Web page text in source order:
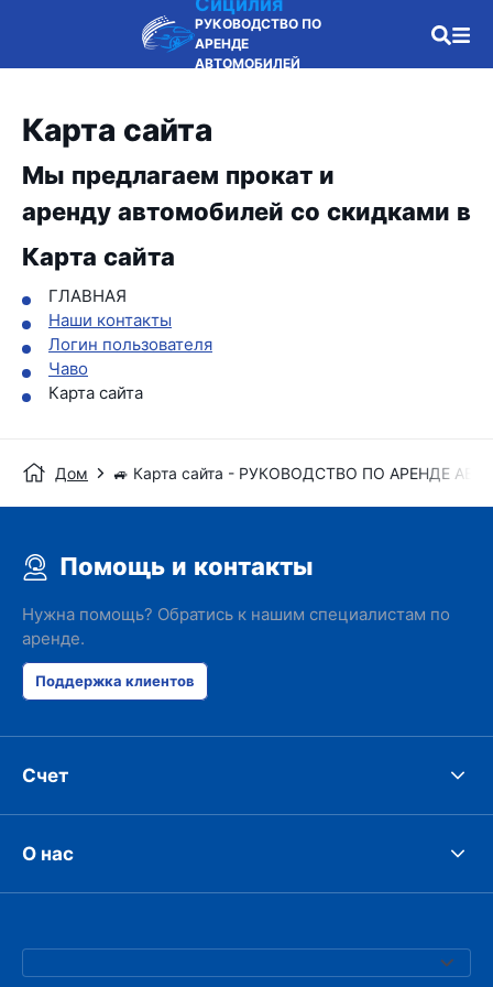
РУКОВОДСТВО ПО
АРЕНДЕ
АВТОМОБИЛЕЙ
Карта сайта
Мы предлагаем прокат и
аренду автомобилей со скидками в
Карта сайта
ГЛАВНАЯ
Наши контакты
Логин пользователя
Чаво
Карта сайта
Дом 🚙 Карта сайта - РУКОВОДСТВО ПО АРЕНДЕ
Помощь и контакты
Нужна помощь? Обратись к нашим специалистам по
аренде.
Поддержка клиентов
Счет
О нас